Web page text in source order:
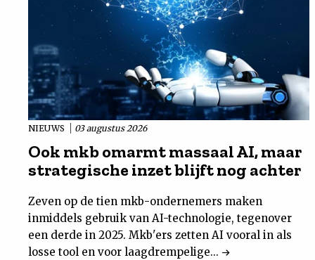
NIEUWS 03 augustus 2026
Ook mkb omarmt massaal AI, maar
strategische inzet blijft nog achter
Zeven op de tien mkb-ondernemers maken
inmiddels gebruik van AI-technologie, tegenover
een derde in 2025. Mkb'ers zetten AI vooral in als
losse tool en voor laagdrempelige...